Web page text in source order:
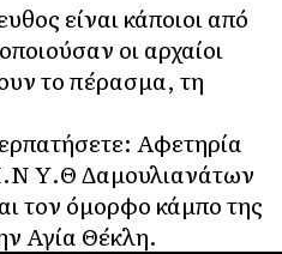
είναι κάποιοι από
οι αρχαίοι
το πέρασμα, τη
Αφετηρία
Υ.Θ Δαμουλιανάτων
τον όμορφο κάμπο της
Αγία Θέκλη.